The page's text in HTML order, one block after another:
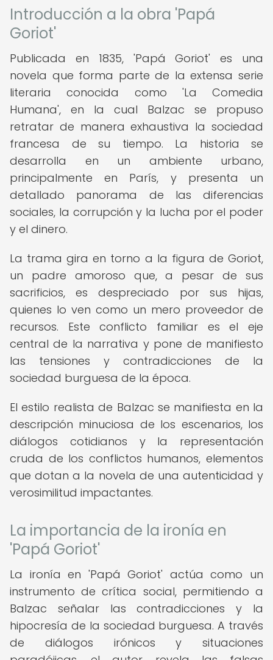
Introducción a la obra 'Papá
Goriot'
Publicada en 1835, 'Papá Goriot' es una
novela que forma parte de la extensa serie
literaria conocida como 'La Comedia
Humana', en la cual Balzac se propuso
retratar de manera exhaustiva la sociedad
francesa de su tiempo. La historia se
desarrolla en un ambiente urbano,
principalmente en París, y presenta un
detallado panorama de las diferencias
sociales, la corrupción y la lucha por el poder
y el dinero.
La trama gira en torno a la figura de Goriot,
un padre amoroso que, a pesar de sus
sacrificios, es despreciado por sus hijas,
quienes lo ven como un mero proveedor de
recursos. Este conflicto familiar es el eje
central de la narrativa y pone de manifiesto
las tensiones y contradicciones de la
sociedad burguesa de la época.
El estilo realista de Balzac se manifiesta en la
descripción minuciosa de los escenarios, los
diálogos cotidianos y la representación
cruda de los conflictos humanos, elementos
que dotan a la novela de una autenticidad y
verosimilitud impactantes.
La importancia de la ironía en
'Papá Goriot'
La ironía en 'Papá Goriot' actúa como un
instrumento de crítica social, permitiendo a
Balzac señalar las contradicciones y la
hipocresía de la sociedad burguesa. A través
de diálogos irónicos y situaciones